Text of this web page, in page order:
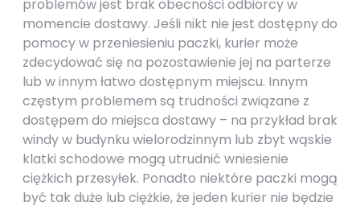
problemów jest brak obecności odbiorcy w
momencie dostawy. Jeśli nikt nie jest dostępny do
pomocy w przeniesieniu paczki, kurier może
zdecydować się na pozostawienie jej na parterze
lub w innym łatwo dostępnym miejscu. Innym
częstym problemem są trudności związane z
dostępem do miejsca dostawy – na przykład brak
windy w budynku wielorodzinnym lub zbyt wąskie
klatki schodowe mogą utrudnić wniesienie
ciężkich przesyłek. Ponadto niektóre paczki mogą
być tak duże lub ciężkie, że jeden kurier nie będzie